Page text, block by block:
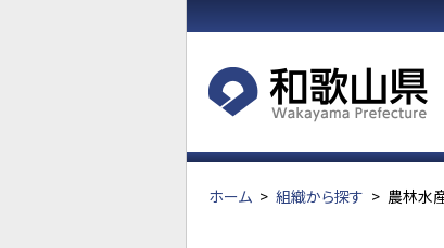
ホーム > 組織から探す > 農林水